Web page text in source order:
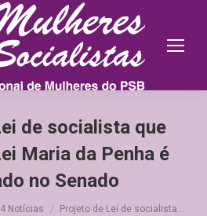
de socialista que
Maria da Penha é
no Senado
Notícias Projeto de Lei de socialista…